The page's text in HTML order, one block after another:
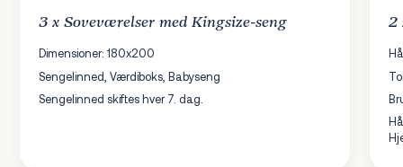
3 xSoveværelser med Kingsize-seng
Dimensioner: 180x200
Sengelinned, Værdiboks, Babyseng
Sengelinned skiftes hver 7. dag.
2